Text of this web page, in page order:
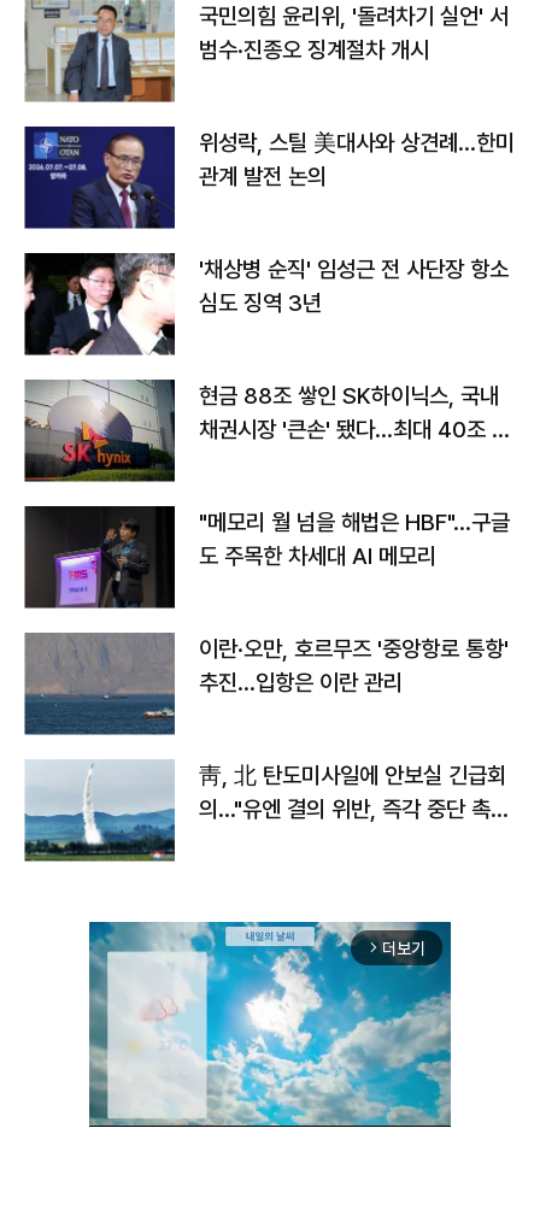
국민의힘 윤리위, '돌려차기 실언' 서
범수·진종오 징계절차 개시
위성락, 스틸 美대사와 상견례…한미
관계 발전 논의
'채상병 순직' 임성근 전 사단장 항소
심도 징역 3년
현금 88조 쌓인 SK하이닉스, 국내
채권시장 '큰손' 됐다…최대 40조 투
"메모리 월 넘을 해법은 HBF"…구글
도 주목한 차세대 AI 메모리
이란·오만, 호르무즈 '중앙항로 통항'
추진…입항은 이란 관리
靑, 北 탄도미사일에 안보실 긴급회
의…"유엔 결의 위반, 즉각 중단 촉
arrow_forward_ios 더보기